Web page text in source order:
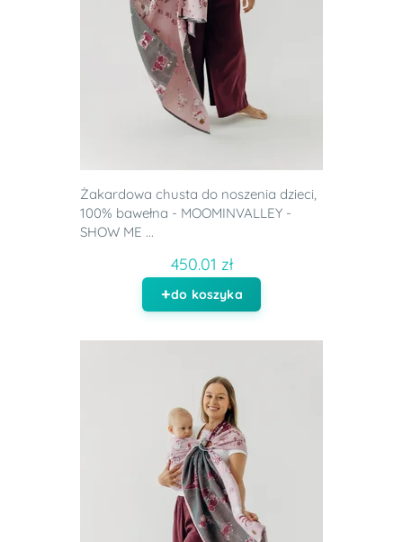
Żakardowa chusta do noszenia dzieci,
100% bawełna - MOOMINVALLEY -
SHOW ME ...
450.01 zł
do koszyka